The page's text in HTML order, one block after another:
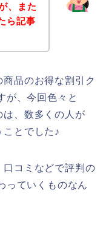
、また
ら記事
品のお得な割引ク
が、今回色々と
、数多くの人が
とでした♪
コミなどで評判の
っていくものなん